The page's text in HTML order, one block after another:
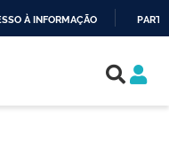
À INFORMAÇÃO